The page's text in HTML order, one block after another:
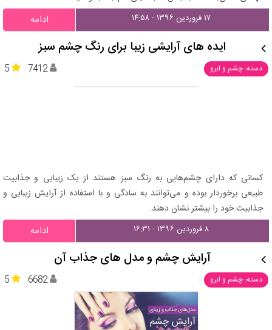
۱۷ فروردین ۱۳۹۶ - ۱۴:۵۸ ادامه
ایده های آرایشی زیبا برای رنگ چشم‌ سبز
دسته: چشم و ابرو 5 7412
کسانی که دارای چشم‌هایی به رنگ سبز هستند از یک زیبایی و جذابیت
طبیعی برخوردار بوده و می‌توانند به سادگی و با استفاده از آرایش‌ زیبایی و
جذابیت خود را بیشتر نشان دهند.
۸ فروردین ۱۳۹۶ - ۱۶:۳۱ ادامه
آرایش چشم و مدل های جذاب آن
دسته: چشم و ابرو 5 6682